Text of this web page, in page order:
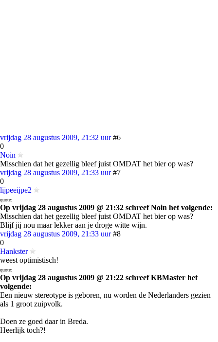
vrijdag 28 augustus 2009, 21:32 uur #6
0
Noin
Misschien dat het gezellig bleef juist OMDAT het bier op was?
vrijdag 28 augustus 2009, 21:33 uur #7
0
lijpeeijpe2
quote:
Op vrijdag 28 augustus 2009 @ 21:32 schreef Noin het volgende:
Misschien dat het gezellig bleef juist OMDAT het bier op was?
Blijf jij nou maar lekker aan je droge witte wijn.
vrijdag 28 augustus 2009, 21:33 uur #8
0
Hankster
weest optimistisch!
quote:
Op vrijdag 28 augustus 2009 @ 21:22 schreef KBMaster het
volgende:
Een nieuw stereotype is geboren, nu worden de Nederlanders gezien
als 1 groot zuipvolk.
Doen ze goed daar in Breda.
Heerlijk toch?!